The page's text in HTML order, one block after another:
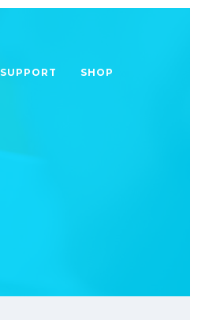
SUPPORT SHOP